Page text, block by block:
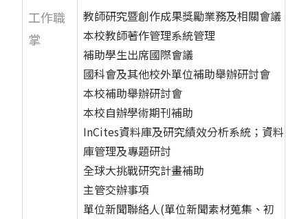
工作職
掌
教師研究暨創作成果獎勵業務及相關會議
本校教師著作管理系統管理
補助學生出席國際會議
國科會及其他校外單位補助舉辦研討會
本校補助舉辦研討會
本校自辦學術期刊補助
InCites資料庫及研究績效分析系統；資料
庫管理及專題研討
全球大挑戰研究計畫補助
主管交辦事項
單位新聞聯絡人(單位新聞素材蒐集、初